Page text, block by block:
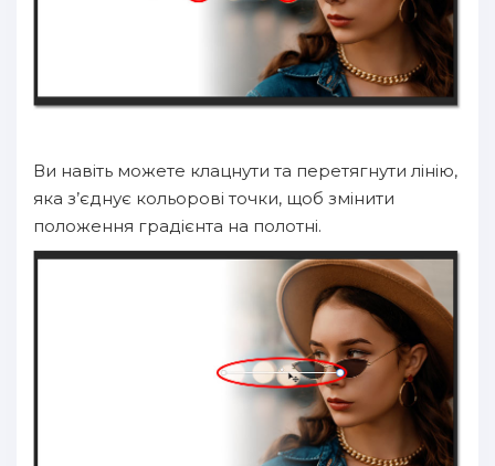
Ви навіть можете клацнути та перетягнути лінію,
яка з’єднує кольорові точки, щоб змінити
положення градієнта на полотні.